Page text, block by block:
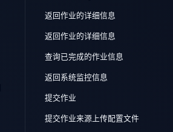
返回作业的详细信息
返回作业的详细信息
查询已完成的作业信息
返回系统监控信息
提交作业
提交作业来源上传配置文件